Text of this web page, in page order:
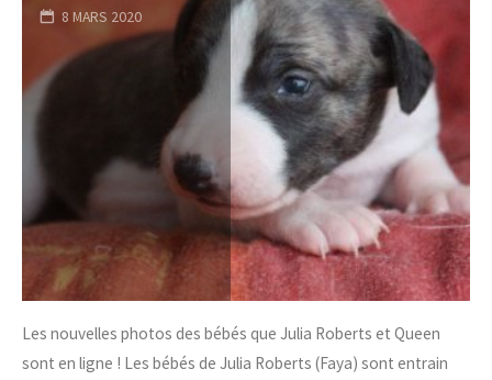
8 MARS 2020
Les nouvelles photos des bébés que Julia Roberts et Queen
sont en ligne ! Les bébés de Julia Roberts (Faya) sont entrain